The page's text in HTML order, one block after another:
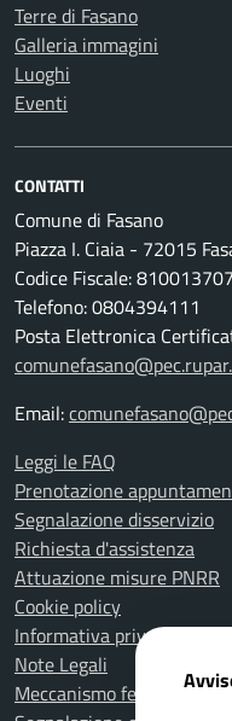
Terre di Fasano
Galleria immagini
Luoghi
Eventi
CONTATTI
Comune di Fasano
Piazza I. Ciaia - 72015
Codice Fiscale:
Telefono: 0804394111
Posta Elettronica
Email:
Leggi le FAQ
Prenotazione
Segnalazione disservizio
Richiesta d'assistenza
Attuazione misure PNRR
Cookie policy
Informativa privacy
Note Legali
Meccanismo feedback